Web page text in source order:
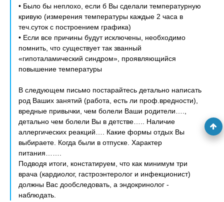
• Было бы неплохо, если б Вы сделали температурную
кривую (измерения температуры каждые 2 часа в
теч.суток с построением графика)
• Если все причины будут исключены, необходимо
помнить, что существует так званный
«гипоталамический синдром», проявляющийся
повышение температуры
В следующем письмо постарайтесь детально написать
род Ваших занятий (работа, есть ли проф.вредности),
вредные привычки, чем болели Ваши родители….,
детально чем болели Вы в детстве….. Наличие
аллергических реакций…. Какие формы отдых Вы
выбираете. Когда были в отпуске. Характер
питания…….
Подводя итоги, констатируем, что как минимум три
врача (кардиолог, гастроэнтеролог и инфекционист)
должны Вас дообследовать, а эндокринолог -
наблюдать.